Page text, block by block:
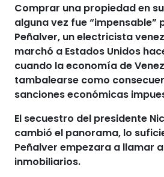
Comprar una propiedad en
alguna vez fue “impensable”
Peñalver, un electricista
marchó a Estados Unidos
cuando la economía de
tambalearse como
sanciones económicas
El secuestro del presidente
cambió el panorama, lo
Peñalver empezara a llamar
inmobiliarios.